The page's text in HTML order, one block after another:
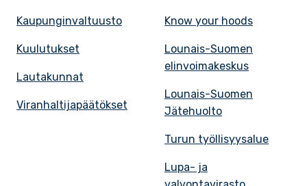
Kaupunginvaltuusto
Kuulutukset
Lautakunnat
Viranhaltijapäätökset
Know your hoods
Lounais-Suomen
elinvoimakeskus
Lounais-Suomen
Jätehuolto
Turun työllisyysalue
Lupa- ja